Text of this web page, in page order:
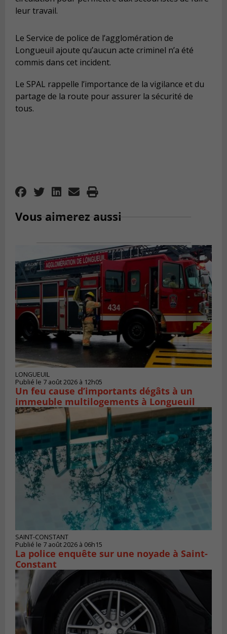
leur travail.
Le Service de police de l’agglomération de
Longueuil ajoute qu’aucun acte criminel n’a été
commis dans cet incident.
Le SPAL rappelle l’importance de la vigilance et du
partage de la route pour assurer la sécurité de
tous.
Vous aimerez aussi
LONGUEUIL
Publié le 7 août 2026 à 12h05
Un feu cause d’importants dégâts à un
immeuble multilogements à Longueuil
SAINT-CONSTANT
Publié le 7 août 2026 à 06h15
La police enquête sur une noyade à Saint-
Constant